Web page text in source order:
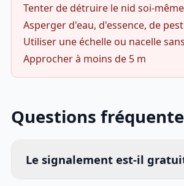
Tenter de détruire le nid soi-même
Asperger d'eau, d'essence, de
Utiliser une échelle ou nacelle
Approcher à moins de 5 m
Questions
Le signalement est-il